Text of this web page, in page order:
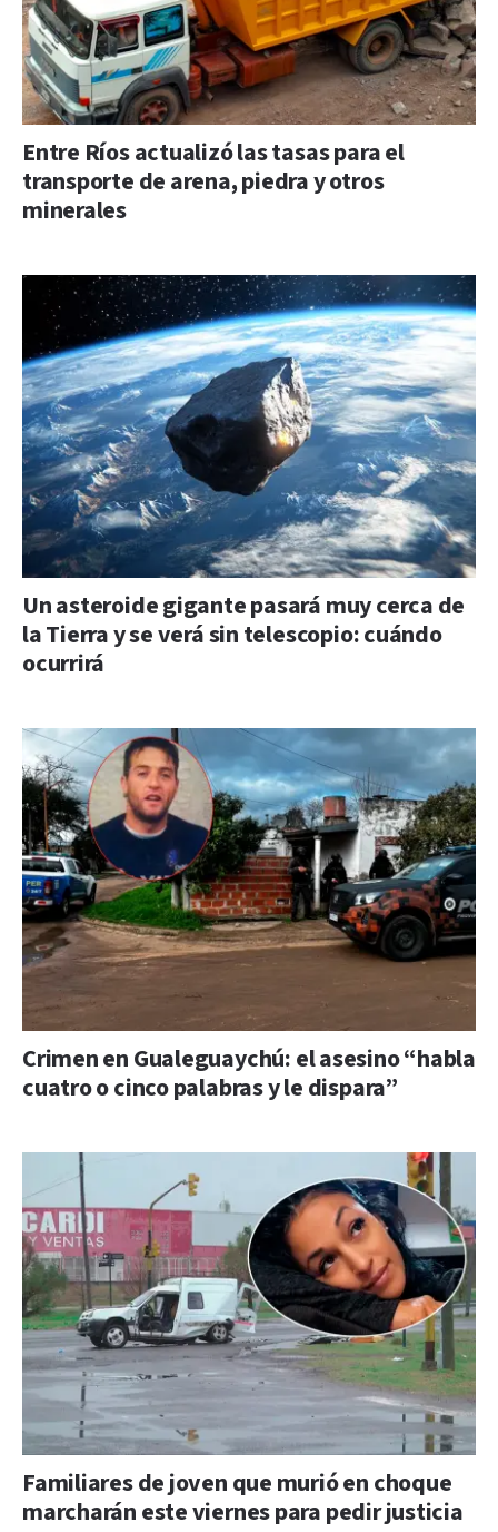
Entre Ríos actualizó las tasas para el
transporte de arena, piedra y otros
minerales
Un asteroide gigante pasará muy cerca de
la Tierra y se verá sin telescopio: cuándo
ocurrirá
Crimen en Gualeguaychú: el asesino “habla
cuatro o cinco palabras y le dispara”
Familiares de joven que murió en choque
marcharán este viernes para pedir justicia